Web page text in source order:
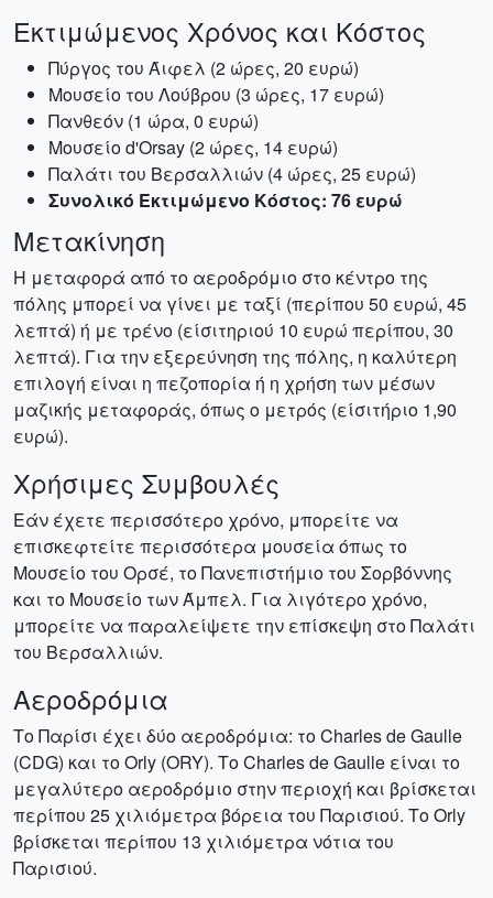
Εκτιμώμενος Χρόνος και Κόστος
Πύργος του Άιφελ (2 ώρες, 20 ευρώ)
Μουσείο του Λούβρου (3 ώρες, 17 ευρώ)
Πανθεόν (1 ώρα, 0 ευρώ)
Μουσείο d'Orsay (2 ώρες, 14 ευρώ)
Παλάτι του Βερσαλλιών (4 ώρες, 25 ευρώ)
Συνολικό Εκτιμώμενο Κόστος: 76 ευρώ
Μετακίνηση
Η μεταφορά από το αεροδρόμιο στο κέντρο της
πόλης μπορεί να γίνει με ταξί (περίπου 50 ευρώ, 45
λεπτά) ή με τρένο (είσιτηριού 10 ευρώ περίπου, 30
λεπτά). Για την εξερεύνηση της πόλης, η καλύτερη
επιλογή είναι η πεζοπορία ή η χρήση των μέσων
μαζικής μεταφοράς, όπως ο μετρός (είσιτήριο 1,90
ευρώ).
Χρήσιμες Συμβουλές
Εάν έχετε περισσότερο χρόνο, μπορείτε να
επισκεφτείτε περισσότερα μουσεία όπως το
Μουσείο του Ορσέ, το Πανεπιστήμιο του Σορβόννης
και το Μουσείο των Άμπελ. Για λιγότερο χρόνο,
μπορείτε να παραλείψετε την επίσκεψη στο Παλάτι
του Βερσαλλιών.
Αεροδρόμια
Το Παρίσι έχει δύο αεροδρόμια: το Charles de Gaulle
(CDG) και το Orly (ORY). Το Charles de Gaulle είναι το
μεγαλύτερο αεροδρόμιο στην περιοχή και βρίσκεται
περίπου 25 χιλιόμετρα βόρεια του Παρισιού. Το Orly
βρίσκεται περίπου 13 χιλιόμετρα νότια του
Παρισιού.